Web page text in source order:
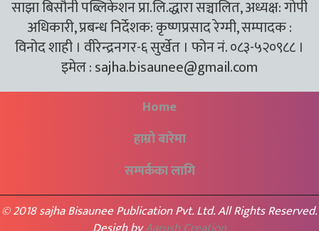
साझा बिसौनी पब्लिकेशन प्रा.लि.द्धारा सञ्चालित, अध्यक्ष: गोपी
अधिकारी, प्रबन्ध निर्देशक: कृष्णप्रसाद रेग्मी, सम्पादक :
विनोद शाही । वीरेन्द्रनगर-६ सुर्खेत । फोन नं. ०८३-५२०९८८ ।
इमेल :sajha.bisaunee@gmail.com
Home
हाम्रो बारेमा
सम्पर्कका लागि
© 2018 sajha Bisaunee Publication Pvt. Ltd. All Rights Reserved.